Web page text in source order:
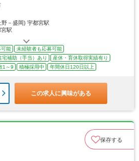
野－盛岡) 宇都宮駅
宮駅
可能
未経験者も応募可能
宅補助（手当）あり
産休・育休取得実績有り
1～9 積極採用中 年間休日120日以上
この求人に興味がある
保存する